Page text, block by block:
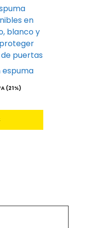
espuma
(21%)